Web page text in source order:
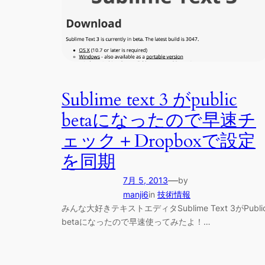
Sublime text 3 がpublic
betaになったので早速チ
ェック＋Dropboxで設定
を同期
7月 5, 2013—by
manji6in 技術情報
みんな大好きテキストエディタSublime Text 3が
betaになったので早速使ってみたよ！…